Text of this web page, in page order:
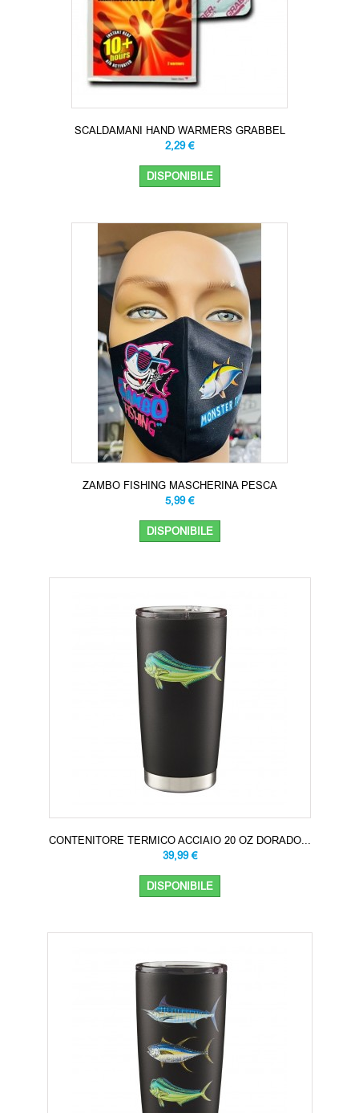
SCALDAMANI HAND WARMERS GRABBEL
2,29 €
DISPONIBILE
ZAMBO FISHING MASCHERINA PESCA
5,99 €
DISPONIBILE
CONTENITORE TERMICO ACCIAIO 20 OZ DORADO...
39,99 €
DISPONIBILE